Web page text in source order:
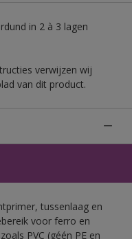
in 2 à 3 lagen
verwijzen wij
van dit product.
tussenlaag en
voor ferro en
PVC (géén PE en